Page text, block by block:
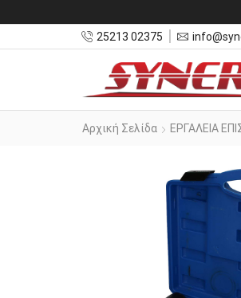
25213 02375
Αρχική Σελίδα ΕΡΓΑΛΕΙΑ